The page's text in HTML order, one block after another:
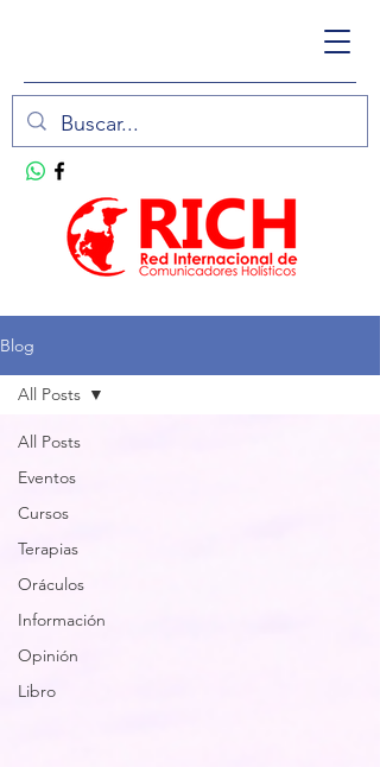
Blog
All Posts
Eventos
Cursos
Terapias
Oráculos
Información
Opinión
Libro
All Posts